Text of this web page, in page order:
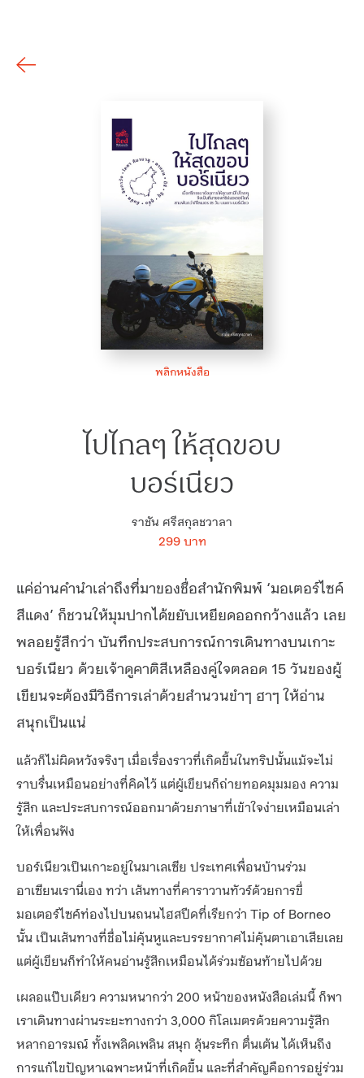
พลิกหนังสือ
ไปไกลๆ ให้สุดขอบ
บอร์เนียว
ราชัน ศรีสกุลชวาลา
299 บาท
แค่อ่านคำนำเล่าถึงที่มาของชื่อสำนักพิมพ์ ‘มอเตอร์ไซค์
สีแดง’ ก็ชวนให้มุมปากได้ขยับเหยียดออกกว้างแล้ว เลย
พลอยรู้สึกว่า บันทึกประสบการณ์การเดินทางบนเกาะ
บอร์เนียว ด้วยเจ้าดูคาติสีเหลืองคู่ใจตลอด 15 วันของผู้
เขียนจะต้องมีวิธีการเล่าด้วยสำนวนขำๆ ฮาๆ ให้อ่าน
สนุกเป็นแน่
แล้วก็ไม่ผิดหวังจริงๆ เมื่อเรื่องราวที่เกิดขึ้นในทริปนั้นแม้จะไม่
ราบรื่นเหมือนอย่างที่คิดไว้ แต่ผู้เขียนก็ถ่ายทอดมุมมอง ความ
รู้สึก และประสบการณ์ออกมาด้วยภาษาที่เข้าใจง่ายเหมือนเล่า
ให้เพื่อนฟัง
บอร์เนียวเป็นเกาะอยู่ในมาเลเซีย ประเทศเพื่อนบ้านร่วม
อาเซียนเรานี่เอง ทว่า เส้นทางที่คาราวานทัวร์ด้วยการขี่
มอเตอร์ไซค์ท่องไปบนถนนไฮสปีดที่เรียกว่า Tip of Borneo
นั้น เป็นเส้นทางที่ชื่อไม่คุ้นหูและบรรยากาศไม่คุ้นตาเอาเสียเลย
แต่ผู้เขียนก็ทำให้คนอ่านรู้สึกเหมือนได้ร่วมซ้อนท้ายไปด้วย
เผลอแป๊บเดียว ความหนากว่า 200 หน้าของหนังสือเล่มนี้ ก็พา
เราเดินทางผ่านระยะทางกว่า 3,000 กิโลเมตรด้วยความรู้สึก
หลากอารมณ์ ทั้งเพลิดเพลิน สนุก ลุ้นระทึก ตื่นเต้น ได้เห็นถึง
การแก้ไขปัญหาเฉพาะหน้าที่เกิดขึ้น และที่สำคัญคือการอยู่ร่วม